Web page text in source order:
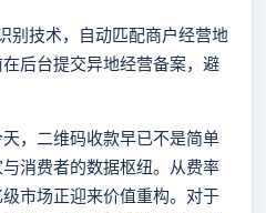
技术，自动匹配商户经营地
后台提交异地经营备案，避
，二维码收款早已不是简单
消费者的数据枢纽。从费率
市场正迎来价值重构。对于